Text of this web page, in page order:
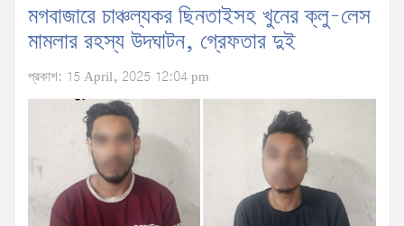
মগবাজারে চাঞ্চল্যকর ছিনতাইসহ খুনের ক্লু-লেস
মামলার রহস্য উদঘাটন, গ্রেফতার দুই
প্রকাশ: 15 April, 2025 12:04 pm